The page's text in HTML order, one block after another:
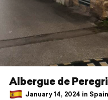
Albergue de
January 14, 2024 in